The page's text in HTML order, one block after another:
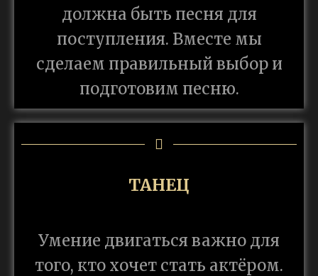
должна быть песня для
поступления. Вместе мы
сделаем правильный выбор и
подготовим песню.
ТАНЕЦ
Умение двигаться важно для
того, кто хочет стать актёром.